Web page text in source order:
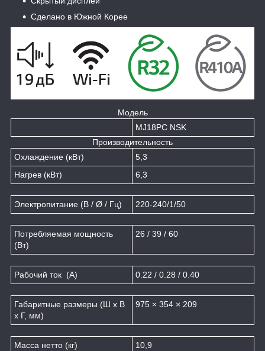
Сделано в Южной Корее
Модель
MJ18PC NSK
Производительность
Охлаждение (кВт)
5,3
Нагрев (кВт)
6,3
Электропитание (В / Ø / Гц) 220-240/1/50
Потребляемая мощность
(Вт)
26 / 39 / 60
Рабочий ток (А) 0.22 / 0.28 / 0.40
Габаритные размеры (Ш x В
x Г, мм)
975 × 354 × 209
Масса нетто (кг) 10,9